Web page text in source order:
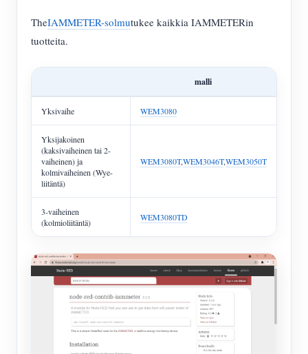
Blogit
TheIAMMETER-solmutukee kaikkia IAMMETERin
tuotteita.
malli
Yksivaihe WEM3080
Yksijakoinen
(kaksivaiheinen tai 2-
vaiheinen) ja
kolmivaiheinen (Wye-
liitäntä)
WEM3080T,WEM3046T,WEM3050T
3-vaiheinen
(kolmioliitäntä)
WEM3080TD